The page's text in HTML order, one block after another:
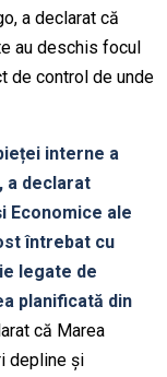
a declarat că
au deschis focul
de control de unde
interne a
a declarat
Economice ale
întrebat cu
legate de
planificată din
că Marea
depline și